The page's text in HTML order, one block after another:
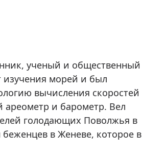
ученый и общественный
изучения морей и был
вычисления скоростей
ареометр и барометр. Вел
голодающих Поволжья в
беженцев в Женеве, которое в